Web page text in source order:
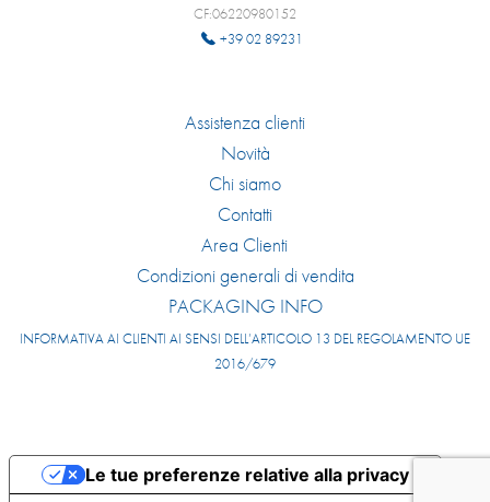
CF:06220980152
+39 02 89231
Assistenza clienti
Novità
Chi siamo
Contatti
Area Clienti
Condizioni generali di vendita
PACKAGING INFO
INFORMATIVA AI CLIENTI AI SENSI DELL’ARTICOLO 13 DEL REGOLAMENTO UE
2016/679
Le tue preferenze relative alla privacy